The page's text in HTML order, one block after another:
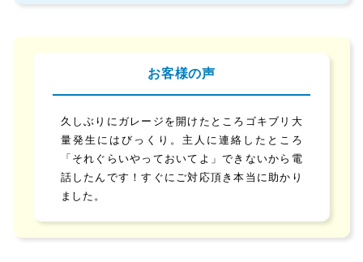
お客様の声
久しぶりにガレージを開けたところゴキブリ大
量発生にはびっくり。主人に連絡したところ
「それぐらいやっておいてよ」できないから電
話したんです！すぐにご対応頂き本当に助かり
ました。